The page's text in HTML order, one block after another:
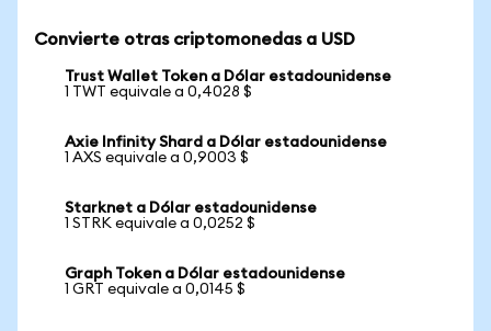
Convierte otras criptomonedas a USD
Trust Wallet Token a Dólar estadounidense
1 TWT equivale a 0,4028 $
Axie Infinity Shard a Dólar estadounidense
1 AXS equivale a 0,9003 $
Starknet a Dólar estadounidense
1 STRK equivale a 0,0252 $
Graph Token a Dólar estadounidense
1 GRT equivale a 0,0145 $